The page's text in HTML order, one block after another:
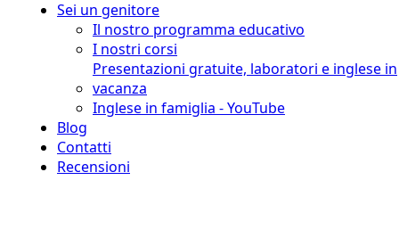
Sei un genitore
Il nostro programma educativo
I nostri corsi
Presentazioni gratuite, laboratori e inglese in
vacanza
Inglese in famiglia - YouTube
Blog
Contatti
Recensioni